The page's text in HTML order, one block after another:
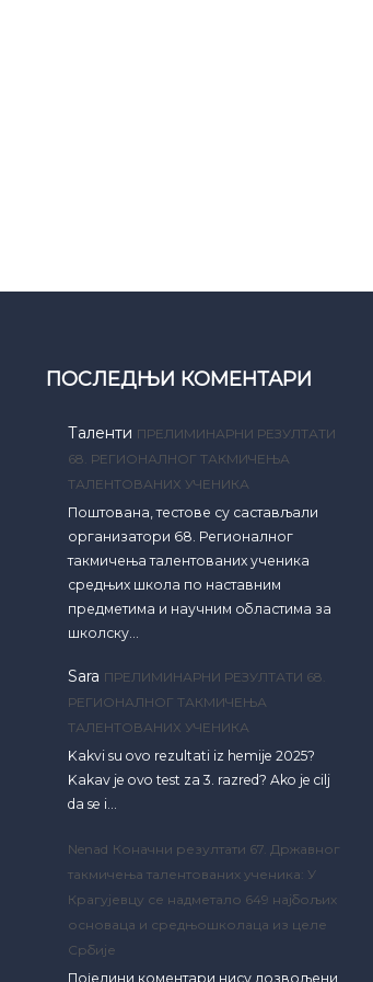
ПОСЛЕДЊИ КОМЕНТАРИ
Таленти ПРЕЛИМИНАРНИ РЕЗУЛТАТИ
68. РЕГИОНАЛНОГ ТАКМИЧЕЊА
ТАЛЕНТОВАНИХ УЧЕНИКА
Поштована, тестове су састављали
организатори 68. Регионалног
такмичења талентованих ученика
средњих школа по наставним
предметима и научним областима за
школску…
Sara ПРЕЛИМИНАРНИ РЕЗУЛТАТИ 68.
РЕГИОНАЛНОГ ТАКМИЧЕЊА
ТАЛЕНТОВАНИХ УЧЕНИКА
Kakvi su ovo rezultati iz hemije 2025?
Kakav je ovo test za 3. razred? Ako je cilj
da se i…
Nenad Коначни резултати 67. Државног
такмичења талентованих ученика: У
Крагујевцу се надметало 649 најбољих
основаца и средњошколаца из целе
Србије
Поједини коментари нису дозвољени